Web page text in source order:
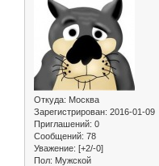
Откуда: Москва
Зарегистрирован: 2016-01-09
Приглашений: 0
Сообщений: 78
Уважение: [+2/-0]
Пол: Мужской